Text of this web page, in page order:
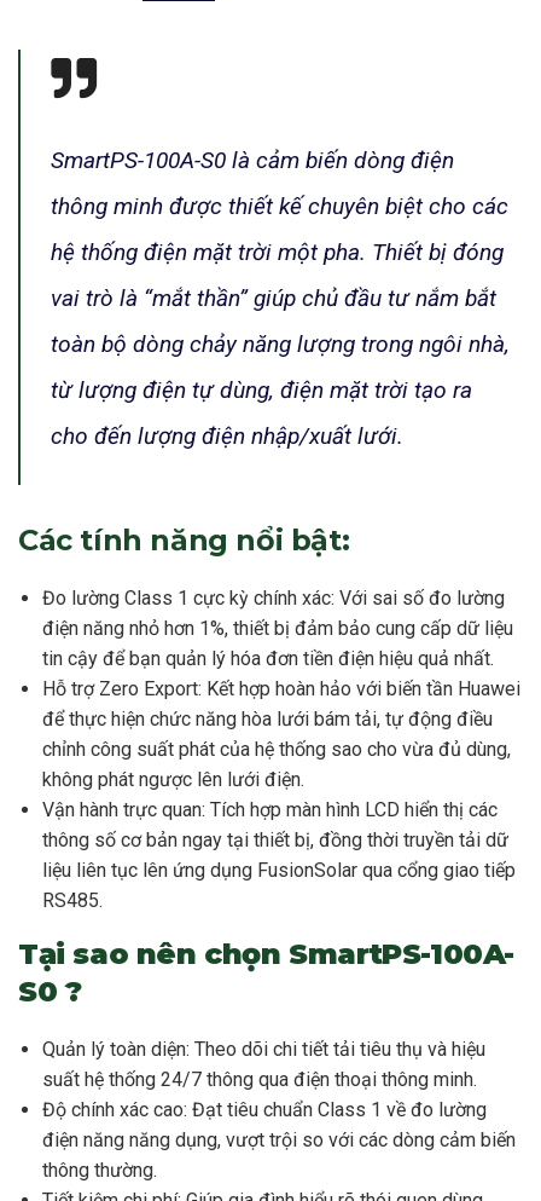
SmartPS-100A-S0 là cảm biến dòng điện
thông minh được thiết kế chuyên biệt cho các
hệ thống điện mặt trời một pha. Thiết bị đóng
vai trò là “mắt thần” giúp chủ đầu tư nắm bắt
toàn bộ dòng chảy năng lượng trong ngôi nhà,
từ lượng điện tự dùng, điện mặt trời tạo ra
cho đến lượng điện nhập/xuất lưới.
Các tính năng nổi bật:
Đo lường Class 1 cực kỳ chính xác: Với sai số đo lường
điện năng nhỏ hơn 1%, thiết bị đảm bảo cung cấp dữ liệu
tin cậy để bạn quản lý hóa đơn tiền điện hiệu quả nhất.
Hỗ trợ Zero Export: Kết hợp hoàn hảo với biến tần Huawei
để thực hiện chức năng hòa lưới bám tải, tự động điều
chỉnh công suất phát của hệ thống sao cho vừa đủ dùng,
không phát ngược lên lưới điện.
Vận hành trực quan: Tích hợp màn hình LCD hiển thị các
thông số cơ bản ngay tại thiết bị, đồng thời truyền tải dữ
liệu liên tục lên ứng dụng FusionSolar qua cổng giao tiếp
RS485.
Tại sao nên chọn SmartPS-100A-
S0 ?
Quản lý toàn diện: Theo dõi chi tiết tải tiêu thụ và hiệu
suất hệ thống 24/7 thông qua điện thoại thông minh.
Độ chính xác cao: Đạt tiêu chuẩn Class 1 về đo lường
điện năng năng dụng, vượt trội so với các dòng cảm biến
thông thường.